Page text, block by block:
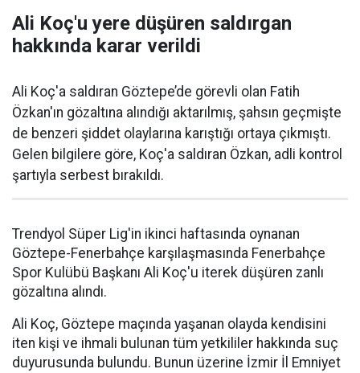
Ali Koç'u yere düşüren saldırgan
hakkında karar verildi
Ali Koç'a saldıran Göztepe’de görevli olan Fatih
Özkan'ın gözaltına alındığı aktarılmış, şahsın geçmişte
de benzeri şiddet olaylarına karıştığı ortaya çıkmıştı.
Gelen bilgilere göre, Koç'a saldıran Özkan, adli kontrol
şartıyla serbest bırakıldı.
Trendyol Süper Lig'in ikinci haftasında oynanan
Göztepe-Fenerbahçe karşılaşmasında Fenerbahçe
Spor Kulübü Başkanı Ali Koç'u iterek düşüren zanlı
gözaltına alındı.
Ali Koç, Göztepe maçında yaşanan olayda kendisini
iten kişi ve ihmali bulunan tüm yetkililer hakkında suç
duyurusunda bulundu. Bunun üzerine İzmir İl Emniyet